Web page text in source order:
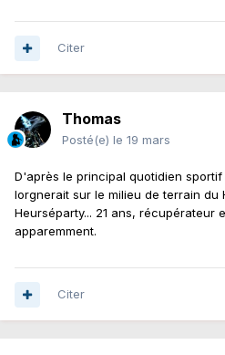
Citer
Thomas
Posté(e) le 19 mars
D'après le principal quotidien sportif
lorgnerait sur le milieu de terrain du
Heurséparty... 21 ans, récupérateur
apparemment.
Citer